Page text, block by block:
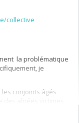
collective
la problématique
je
conjoints âgés
des aînées victimes
égard aux services
pour leur venir